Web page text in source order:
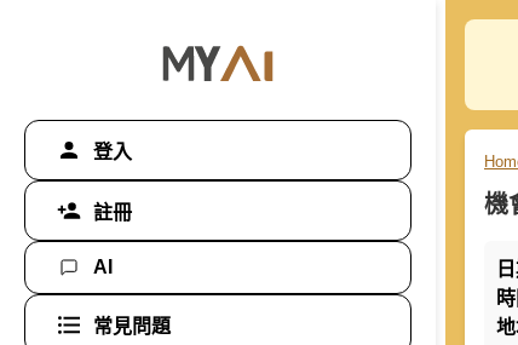
登入
註冊
AI
常見問題
機
地